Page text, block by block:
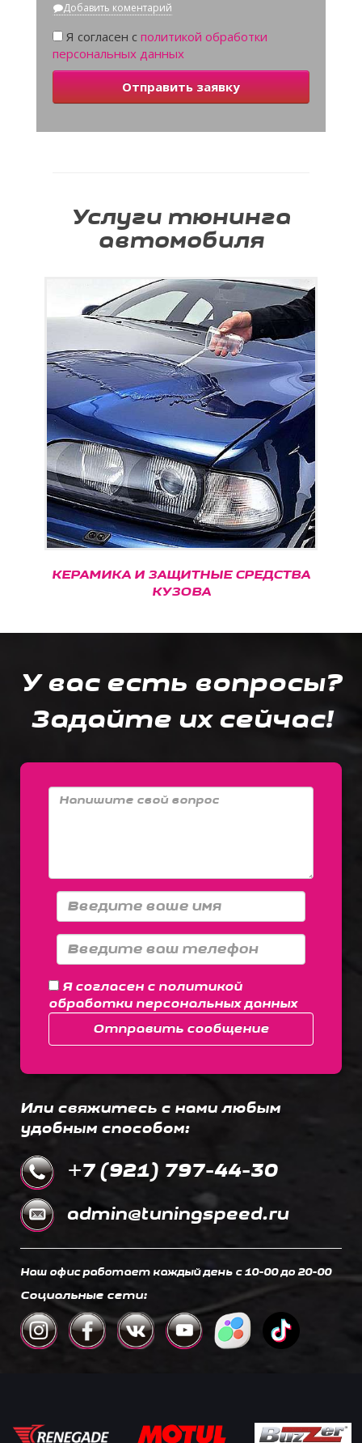
Добавить коментарий
Я согласен с политикой обработки
персональных данных
Отправить заявку
Услуги тюнинга
автомобиля
КЕРАМИКА И ЗАЩИТНЫЕ СРЕДСТВА
КУЗОВА
У вас есть вопросы?
Задайте их сейчас!
Я согласен с политикой
обработки персональных данных
Отправить сообщение
Или свяжитесь с нами любым
удобным способом:
+7 (921) 797-44-30
admin@tuningspeed.ru
Наш офис работает каждый день c 10-00 до 20-00
Социальные сети: